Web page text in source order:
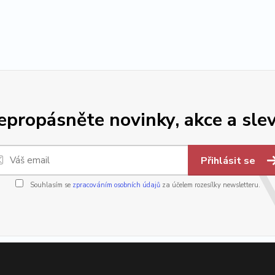
novinky, akce a
Přihlásit se
Souhlasím se zpracováním osobních údajůza účelem rozesílky newsletteru.